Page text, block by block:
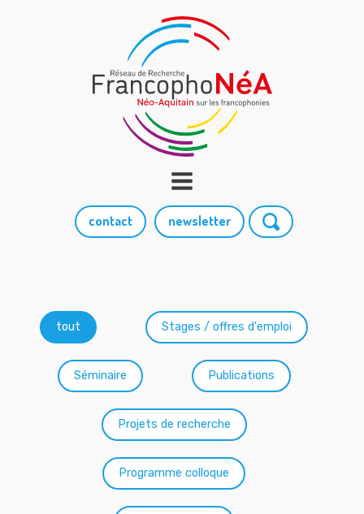
contact newsletter
Catégories
tout Stages / offres d'emploi
Séminaire Publications
Projets de recherche
Programme colloque